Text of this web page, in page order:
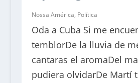
Nossa América, Política
Oda a Cuba Si me
temblorDe la lluvia de
cantaras el aromaDel
pudiera olvidarDe Martí